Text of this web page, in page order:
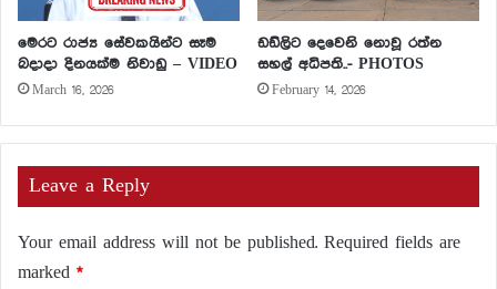
මෙරට රාජ්‍ය සේවකයින්ට සෑම
බදාදා දිනයක්ම නිවාඩු – VIDEO
March 16, 2026
ඩඩ්ලිට දෙවෙනි නොවූ රත්න
සහල් අධිපති..- PHOTOS
February 14, 2026
Leave a Reply
Your email address will not be published. Required fields are
marked *